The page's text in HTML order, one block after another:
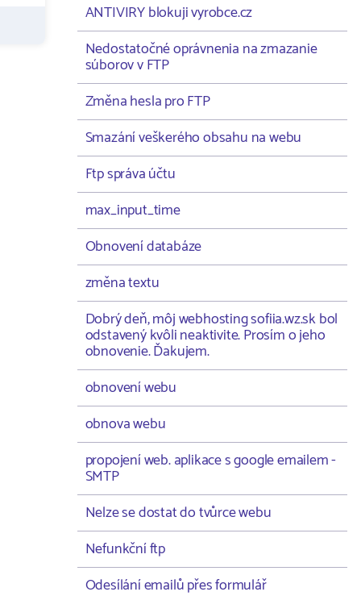
ANTIVIRY blokuji vyrobce.cz
Nedostatočné oprávnenia na zmazanie
súborov v FTP
Změna hesla pro FTP
Smazání veškerého obsahu na webu
Ftp správa účtu
max_input_time
Obnovení databáze
změna textu
Dobrý deň, môj webhosting sofiia.wz.sk bol
odstavený kvôli neaktivite. Prosím o jeho
obnovenie. Ďakujem.
obnovení webu
obnova webu
propojení web. aplikace s google emailem -
SMTP
Nelze se dostat do tvůrce webu
Nefunkční ftp
Odesílání emailů přes formulář